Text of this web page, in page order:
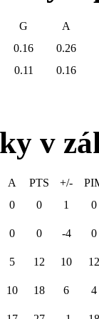
G
A
0.16
0.26
0.11 0.16
v
A PTS +/-
0 0 1 0
0 0 -4 0
5 12 10 12
10 18 6 4